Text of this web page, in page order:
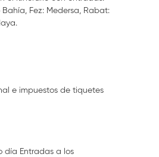
Bahía, Fez: Medersa, Rabat:
e impuestos de tiquetes
día Entradas a los